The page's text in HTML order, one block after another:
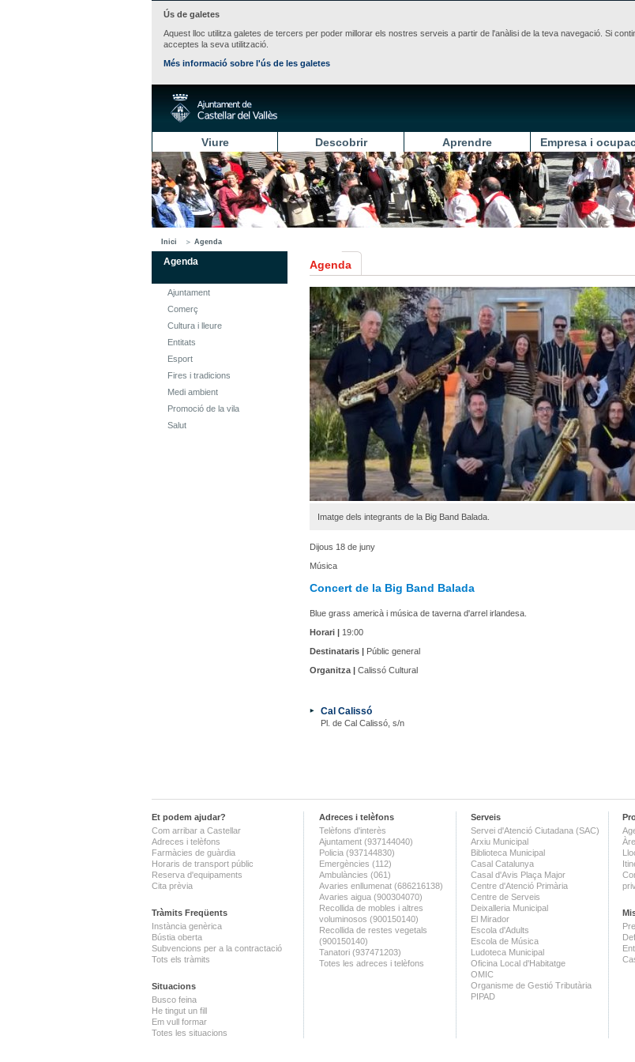
Ús de galetes
Aquest lloc utilitza galetes de tercers per poder millorar els nostres serveis a partir de l'anàlisi de la teva navegació. Si
acceptes la seva utilització.
Més informació sobre l'ús de les galetes
Viure Descobrir Aprendre Empresa i
Inici Agenda
Agenda
Ajuntament
Comerç
Cultura i lleure
Entitats
Esport
Fires i tradicions
Medi ambient
Promoció de la vila
Salut
Agenda
Imatge dels integrants de la Big Band Balada.
Dijous 18 de juny
Música
Concert de la Big Band Balada
Blue grass americà i música de taverna d'arrel irlandesa.
Horari | 19:00
Destinataris | Públic general
Organitza | Calissó Cultural
Cal Calissó
Pl. de Cal Calissó, s/n
Et podem ajudar?
Com arribar a Castellar
Adreces i telèfons
Farmàcies de guàrdia
Horaris de transport públic
Reserva d'equipaments
Cita prèvia
Tràmits Freqüents
Instància genèrica
Bústia oberta
Subvencions per a la contractació
Tots els tràmits
Situacions
Busco feina
He tingut un fill
Em vull formar
Totes les situacions
Adreces i telèfons
Telèfons d'interès
Ajuntament (937144040)
Policia (937144830)
Emergències (112)
Ambulàncies (061)
Avaries enllumenat (686216138)
Avaries aigua (900304070)
Recollida de mobles i altres
voluminosos (900150140)
Recollida de restes vegetals
(900150140)
Tanatori (937471203)
Totes les adreces i telèfons
Serveis
Servei d'Atenció Ciutadana (SAC)
Arxiu Municipal
Biblioteca Municipal
Casal Catalunya
Casal d'Avis Plaça Major
Centre d'Atenció Primària
Centre de Serveis
Deixalleria Municipal
El Mirador
Escola d'Adults
Escola de Música
Ludoteca Municipal
Oficina Local d'Habitatge
OMIC
Organisme de Gestió Tributària
PIPAD